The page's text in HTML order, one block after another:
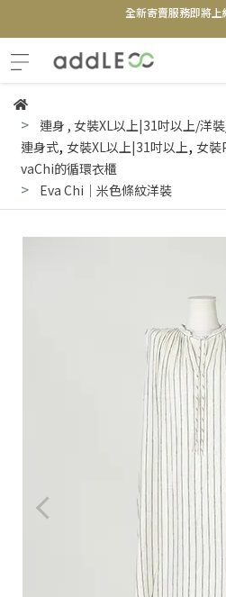
連身 , 女裝XL以上|31吋以上/洋
連身式, 女裝XL以上|31吋以上, 女裝
vaChi的循環衣櫃
Eva Chi｜米色條紋洋裝